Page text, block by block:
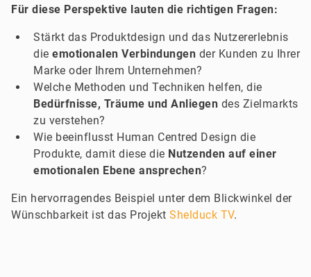
Für diese Perspektive lauten die richtigen Fragen:
Stärkt das Produktdesign und das Nutzererlebnis
die emotionalen Verbindungen der Kunden zu Ihrer
Marke oder Ihrem Unternehmen?
Welche Methoden und Techniken helfen, die
Bedürfnisse, Träume und Anliegen des Zielmarkts
zu verstehen?
Wie beeinflusst Human Centred Design die
Produkte, damit diese die Nutzenden auf einer
emotionalen Ebene ansprechen?
Ein hervorragendes Beispiel unter dem Blickwinkel der
Wünschbarkeit ist das Projekt Shelduck TV.